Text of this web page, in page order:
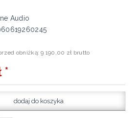
Audio
obniżką:9 190,00 zł brutto
*
dodaj do koszyka